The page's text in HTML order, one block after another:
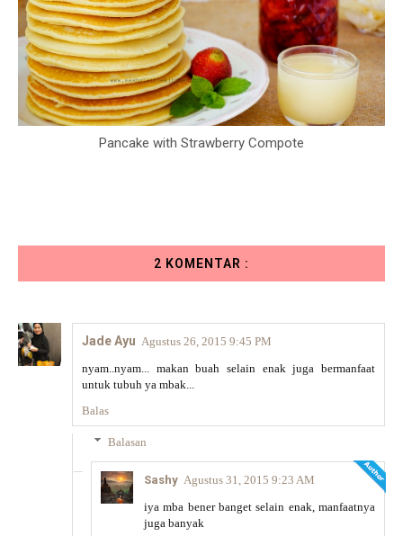
Pancake with Strawberry Compote
2 KOMENTAR :
Jade Ayu Agustus 26, 2015 9:45 PM
nyam..nyam... makan buah selain enak juga bermanfaat
untuk tubuh ya mbak...
Balas
Balasan
Sashy Agustus 31, 2015 9:23 AM
iya mba bener banget selain enak, manfaatnya
juga banyak